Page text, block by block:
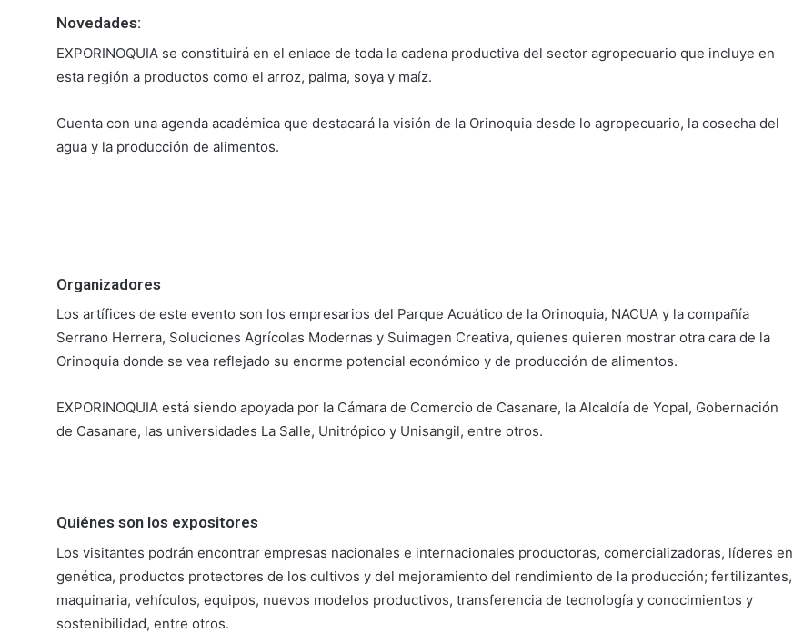
Novedades:
EXPORINOQUIA se constituirá en el enlace de toda la cadena productiva del sector agropecuario que incluye en
esta región a productos como el arroz, palma, soya y maíz.
Cuenta con una agenda académica que destacará la visión de la Orinoquia desde lo agropecuario, la cosecha del
agua y la producción de alimentos.
Organizadores
Los artífices de este evento son los empresarios del Parque Acuático de la Orinoquia, NACUA y la compañía
Serrano Herrera, Soluciones Agrícolas Modernas y Suimagen Creativa, quienes quieren mostrar otra cara de la
Orinoquia donde se vea reflejado su enorme potencial económico y de producción de alimentos.
EXPORINOQUIA está siendo apoyada por la Cámara de Comercio de Casanare, la Alcaldía de Yopal, Gobernación
de Casanare, las universidades La Salle, Unitrópico y Unisangil, entre otros.
Quiénes son los expositores
Los visitantes podrán encontrar empresas nacionales e internacionales productoras, comercializadoras, líderes en
genética, productos protectores de los cultivos y del mejoramiento del rendimiento de la producción; fertilizantes,
maquinaria, vehículos, equipos, nuevos modelos productivos, transferencia de tecnología y conocimientos y
sostenibilidad, entre otros.